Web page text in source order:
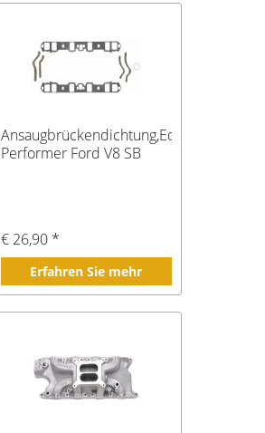
Ansaugbrückendichtung,Edelbrock
Performer Ford V8 SB
€ 26,90 *
Erfahren Sie mehr